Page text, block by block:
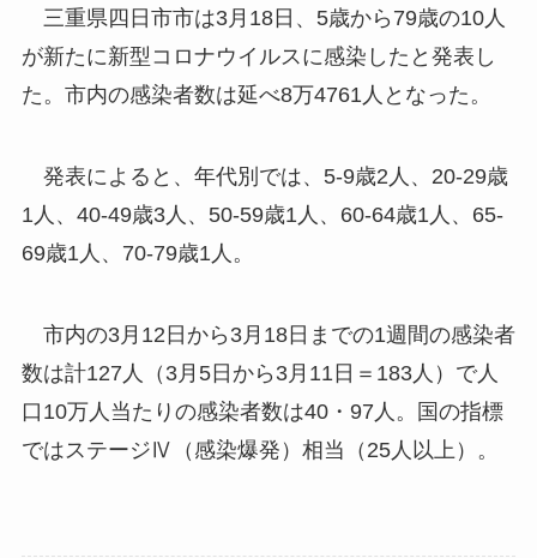
三重県四日市市は3月18日、5歳から79歳の10人
が新たに新型コロナウイルスに感染したと発表し
た。市内の感染者数は延べ8万4761人となった。
発表によると、年代別では、5-9歳2人、20-29歳
1人、40-49歳3人、50-59歳1人、60-64歳1人、65-
69歳1人、70-79歳1人。
市内の3月12日から3月18日までの1週間の感染者
数は計127人（3月5日から3月11日＝183人）で人
口10万人当たりの感染者数は40・97人。国の指標
ではステージⅣ（感染爆発）相当（25人以上）。